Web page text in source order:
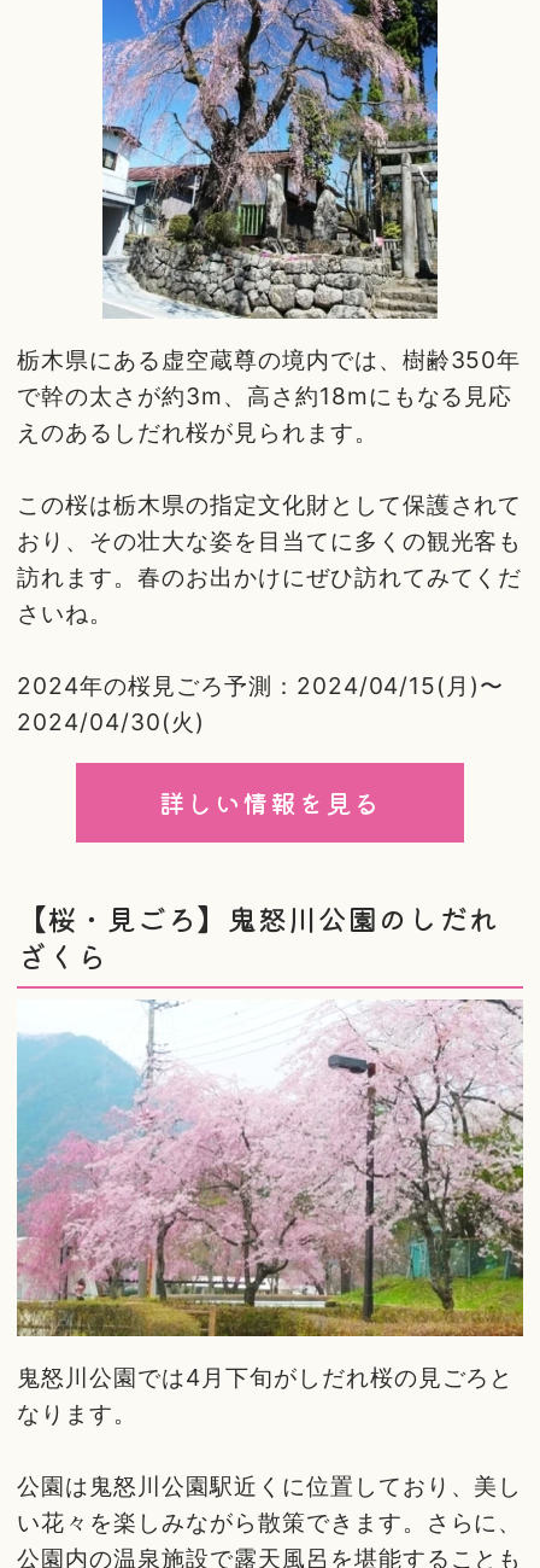
栃木県にある虚空蔵尊の境内では、樹齢350年
で幹の太さが約3m、高さ約18mにもなる見応
えのあるしだれ桜が見られます。
この桜は栃木県の指定文化財として保護されて
おり、その壮大な姿を目当てに多くの観光客も
訪れます。春のお出かけにぜひ訪れてみてくだ
さいね。
2024年の桜見ごろ予測：2024/04/15(月)〜
2024/04/30(火)
詳しい情報を見る
【桜・見ごろ】鬼怒川公園のしだれ
ざくら
鬼怒川公園では4月下旬がしだれ桜の見ごろと
なります。
公園は鬼怒川公園駅近くに位置しており、美し
い花々を楽しみながら散策できます。さらに、
公園内の温泉施設で露天風呂を堪能することも